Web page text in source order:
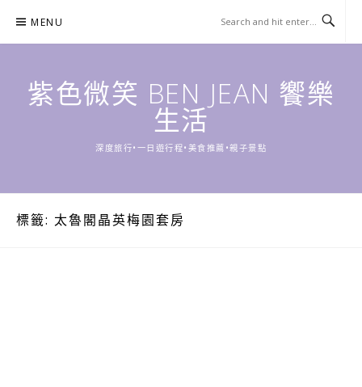
content
MENU
紫色微笑 BEN JEAN 饗樂
生活
深度旅行•一日遊行程•美食推薦•親子景點
標籤: 太魯閣晶英梅園套房